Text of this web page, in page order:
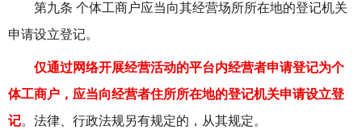
第九条 个体工商户应当向其经营场所所在地的登记机关
申请设立登记。
仅通过网络开展经营活动的平台内经营者申请登记为个
体工商户，应当向经营者住所所在地的登记机关申请设立登
记。法律、行政法规另有规定的，从其规定。